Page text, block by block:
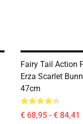
Fairy Tail Action
Erza Scarlet
47cm
€ 68,95 - € 84,41